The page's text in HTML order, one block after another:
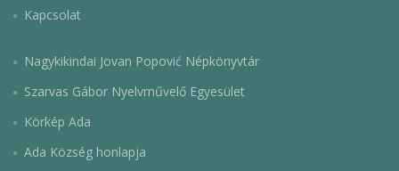
Kapcsolat
Nagykikindai Jovan Popović Népkönyvtár
Szarvas Gábor Nyelvművelő Egyesület
Körkép Ada
Ada Község honlapja